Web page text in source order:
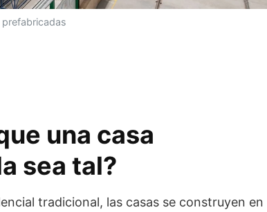
una casa
sea tal?
tradicional, las casas se construyen en